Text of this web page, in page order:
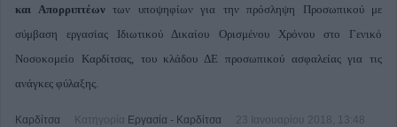
και Απορριπτέωντων υποψηφίων για την πρόσληψη Προσωπικού με
σύμβαση εργασίας Ιδιωτικού Δικαίου Ορισμένου Χρόνου στο Γενικό
Νοσοκομείο Καρδίτσας, του κλάδου ΔΕ προσωπικού ασφαλείας για τις
ανάγκες φύλαξης.
Καρδίτσα Κατηγορία Εργασία - Καρδίτσα 23 Ιανουαρίου 2018, 13:48